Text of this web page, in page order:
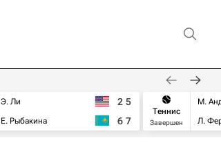
Э. Ли
Е. Рыбакина
2 5
6 7
Теннис
Завершен
М.
Л.